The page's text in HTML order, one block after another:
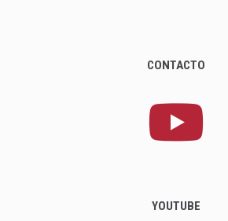
CONTACTO
YOUTUBE